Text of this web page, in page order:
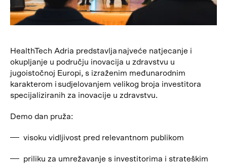
HealthTech Adria predstavlja najveće natjecanje i
okupljanje u području inovacija u zdravstvu u
jugoistočnoj Europi, s izraženim međunarodnim
karakterom i sudjelovanjem velikog broja investitora
specijaliziranih za inovacije u zdravstvu.
Demo dan pruža:
visoku vidljivost pred relevantnom publikom
priliku za umrežavanje s investitorima i strateškim